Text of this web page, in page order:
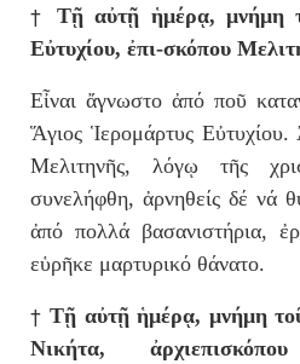
† Τῇ αὐτῇ ἡμέρᾳ, μνήμη
Εὐτυχίου, ἐπι-σκόπου
Εἶναι ἄγνωστο ἀπό ποῦ
Ἅγιος Ἱερομάρτυς
Μελιτηνῆς, λόγῳ τῆς
συνελήφθη, ἀρνηθείς δέ νά
ἀπό πολλά βασανιστήρια,
εὑρῆκε μαρτυρικό θάνατο.
† Τῇ αὐτῇ ἡμέρᾳ, μνήμη
Νικήτα,